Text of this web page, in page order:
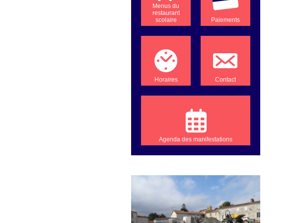
Menus du
restaurant
scolaire
Paiements
Horaires Contact
Agenda des manifestations